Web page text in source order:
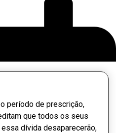
período de prescrição,
que todos os seus
dívida desaparecerão,